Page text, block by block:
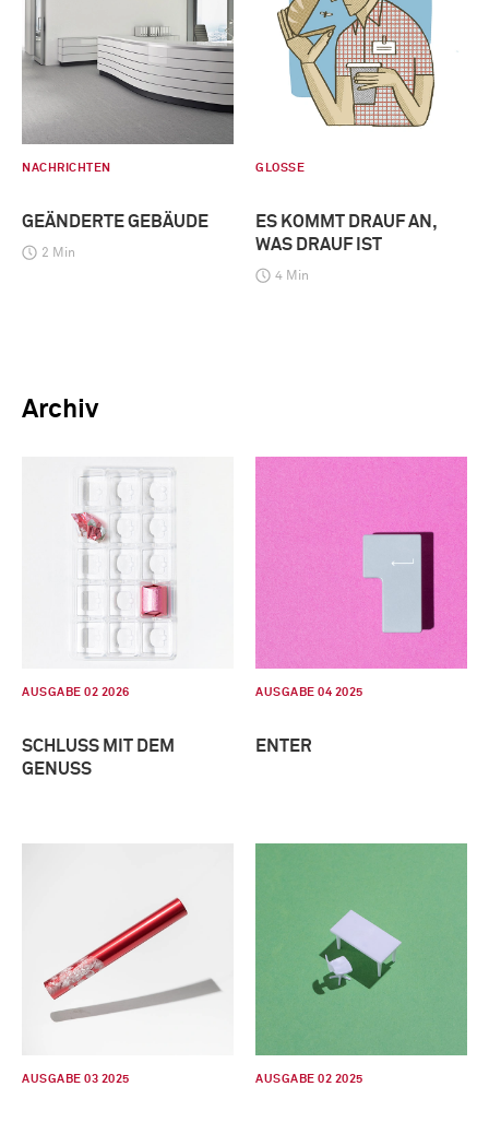
NACHRICHTEN
GEÄNDERTE GEBÄUDE
2 Min
GLOSSE
ES KOMMT DRAUF AN,
WAS DRAUF IST
4 Min
Archiv
AUSGABE 02 2026
SCHLUSS MIT DEM
GENUSS
AUSGABE 04 2025
ENTER
AUSGABE 03 2025 AUSGABE 02 2025